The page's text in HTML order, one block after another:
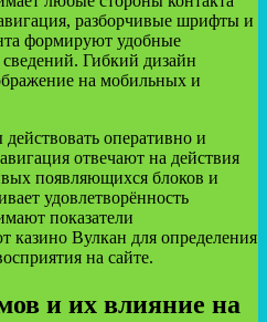
разборчивые шрифты и
формируют удобные
сведений. Гибкий дизайн
на мобильных и
оперативно и
отвечают на действия
появляющихся блоков и
удовлетворённость
показатели
казино Вулкан для определения
на сайте.
и их влияние на